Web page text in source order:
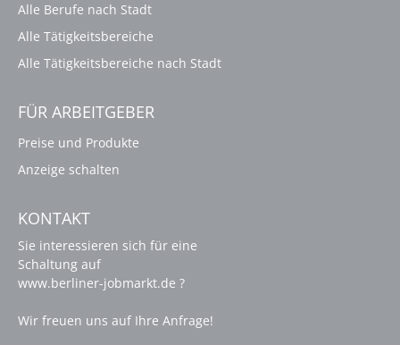
Alle Berufe nach Stadt
Alle Tätigkeitsbereiche
Alle Tätigkeitsbereiche nach Stadt
FÜR ARBEITGEBER
Preise und Produkte
Anzeige schalten
KONTAKT
Sie interessieren sich für eine
Schaltung auf
www.berliner-jobmarkt.de ?
Wir freuen uns auf Ihre Anfrage!